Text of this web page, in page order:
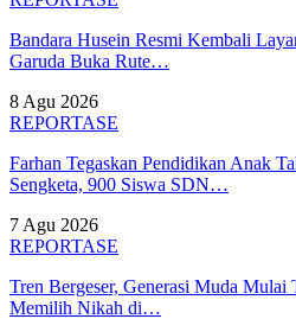
Bandara Husein Resmi Kembali
Garuda Buka Rute…
8 Agu 2026
REPORTASE
Farhan Tegaskan Pendidikan Anak
Sengketa, 900 Siswa SDN…
7 Agu 2026
REPORTASE
Tren Bergeser, Generasi Muda Mulai
Memilih Nikah di…